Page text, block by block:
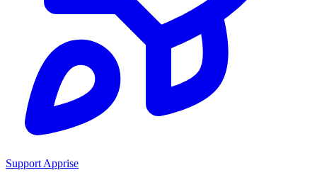
Support Apprise